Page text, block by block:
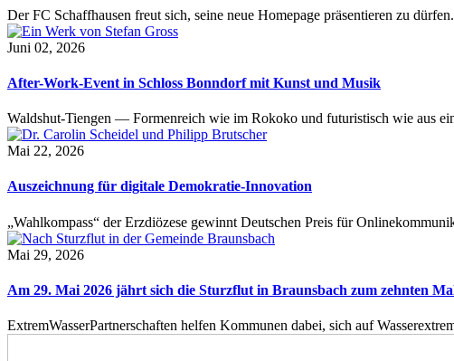
Der FC Schaffhausen freut sich, seine neue Homepage präsentieren zu
Juni 02, 2026
After-Work-Event in Schloss Bonndorf mit Kunst und Musik
Waldshut-Tiengen — Formenreich wie im Rokoko und futuristisch wie aus
Mai 22, 2026
Auszeichnung für digitale Demokratie-Innovation
„Wahlkompass“ der Erzdiözese gewinnt Deutschen Preis für
Mai 29, 2026
Am 29. Mai 2026 jährt sich die Sturzflut in Braunsbach zum zehnten
ExtremWasserPartnerschaften helfen Kommunen dabei, sich auf